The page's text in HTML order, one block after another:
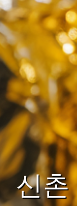
신촌